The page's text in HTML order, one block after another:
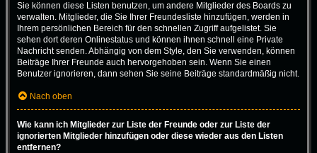
Sie können diese Listen benutzen, um andere Mitglieder des Boards zu
verwalten. Mitglieder, die Sie Ihrer Freundesliste hinzufügen, werden in
Ihrem persönlichen Bereich für den schnellen Zugriff aufgelistet. Sie
sehen dort deren Onlinestatus und können ihnen schnell eine Private
Nachricht senden. Abhängig von dem Style, den Sie verwenden, können
Beiträge Ihrer Freunde auch hervorgehoben sein. Wenn Sie einen
Benutzer ignorieren, dann sehen Sie seine Beiträge standardmäßig nicht.
Nach oben
Wie kann ich Mitglieder zur Liste der Freunde oder zur Liste der
ignorierten Mitglieder hinzufügen oder diese wieder aus den Listen
entfernen?